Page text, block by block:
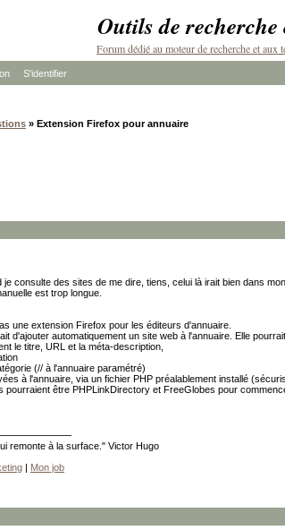
Outils de recherche
Forum dédié au moteur de recherche et aux
S'identifier
» Extension Firefox pour annuaire
je consulte des sites de me dire, tiens, celui là irait bien dans
est trop longue.
une extension Firefox pour les éditeurs d'annuaire.
d'ajouter automatiquement un site web à l'annuaire. Elle
le titre, URL et la méta-description,
(// à l'annuaire paramétré)
à l'annuaire, via un fichier PHP préalablement installé
pourraient être PHPLinkDirectory et FreeGlobes pour
remonte à la surface." Victor Hugo
| Mon job